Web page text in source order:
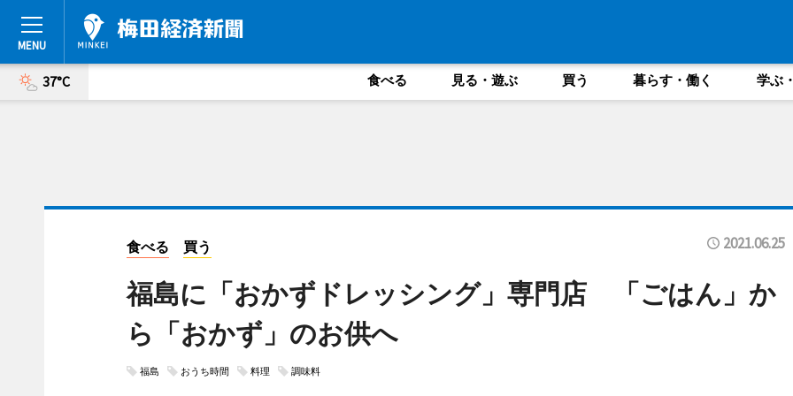
37°C 食べる 見る・遊ぶ 買う 暮らす・働く 学ぶ
食べる 買う 2021.06.25
福島に「おかずドレッシング」専門店 「ごはん」か
ら「おかず」のお供へ
福島 おうち時間 料理 調味料